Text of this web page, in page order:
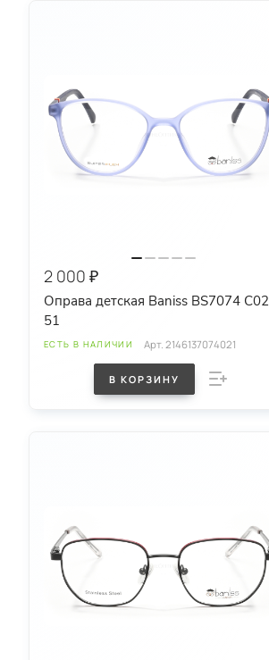
2 000 ₽
Оправа детская Baniss BS7074 C02
51
ЕСТЬ В НАЛИЧИИ Арт.2146137074021
В КОРЗИНУ